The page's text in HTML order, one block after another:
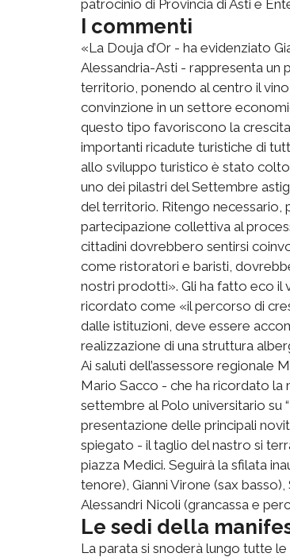
patrocinio di Provincia di Asti e
I commenti
«La Douja d’Or - ha evidenziato
Alessandria-Asti - rappresenta
territorio, ponendo al centro il
convinzione in un settore
questo tipo favoriscono la
importanti ricadute turistiche di
allo sviluppo turistico è stato colto
uno dei pilastri del Settembre
del territorio. Ritengo necessario,
partecipazione collettiva al
cittadini dovrebbero sentirsi
come ristoratori e baristi,
nostri prodotti». Gli ha fatto eco il
ricordato come «il percorso di
dalle istituzioni, deve essere
realizzazione di una struttura
Ai saluti dell’assessore regionale
Mario Sacco - che ha ricordato la
settembre al Polo universitario su
presentazione delle principali
spiegato - il taglio del nastro si
piazza Medici. Seguirà la sfilata
tenore), Gianni Virone (sax
Alessandri Nicoli (grancassa e
Le sedi della
La parata si snoderà lungo tutte